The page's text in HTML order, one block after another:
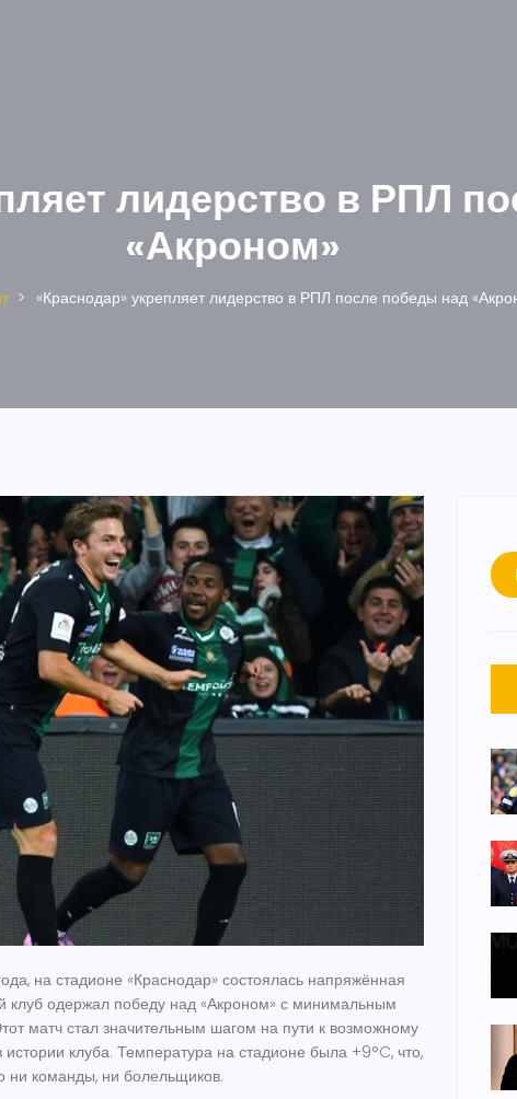
лидерство в РПЛ
«Акроном»
«Краснодар» укрепляет лидерство в РПЛ после победы над
на стадионе «Краснодар» состоялась напряжённая
клуб одержал победу над «Акроном» с минимальным
матч стал значительным шагом на пути к возможному
клуба. Температура на стадионе была +9°C, что,
ни команды, ни болельщиков.